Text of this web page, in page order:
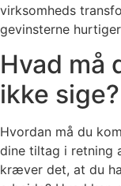
virksomheds
gevinsterne
Hvad må
ikke sige?
Hvordan må du
dine tiltag i retning
kræver det, at du